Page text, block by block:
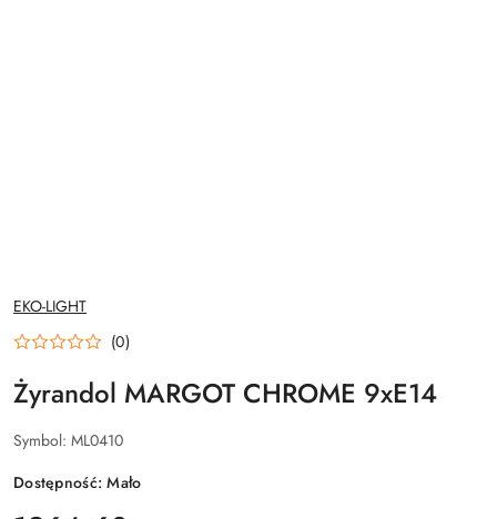
NAZWA
PRODUCENTA:
EKO-LIGHT
(0)
Żyrandol MARGOT CHROME 9xE14
Symbol: ML0410
Dostępność:Mało